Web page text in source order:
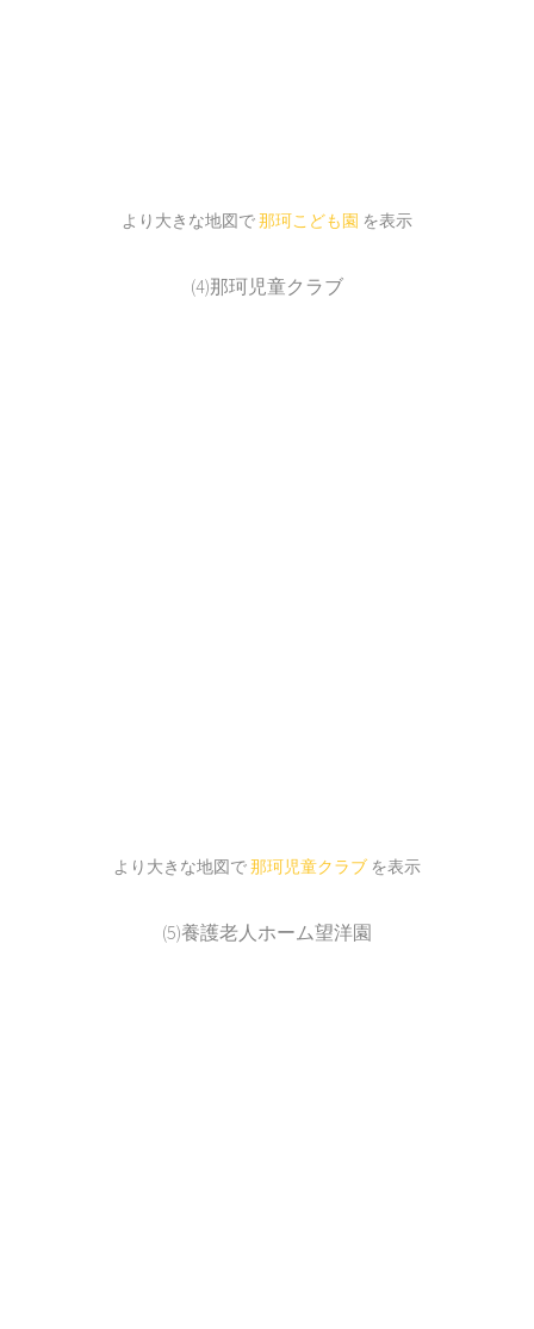
より大きな地図で那珂こども園 を表示
(4)那珂児童クラブ
より大きな地図で那珂児童クラブ を表示
(5)養護老人ホーム望洋園